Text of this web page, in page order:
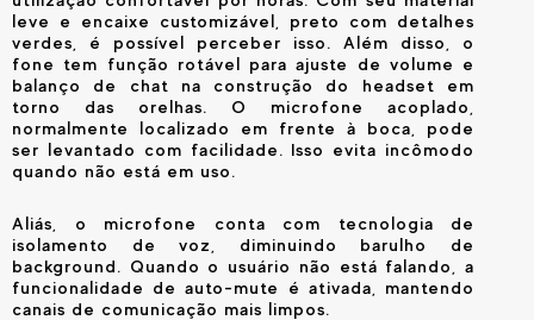
leve e encaixe customizável, preto com detalhes
verdes, é possível perceber isso. Além disso, o
fone tem função rotável para ajuste de volume e
balanço de chat na construção do headset em
torno das orelhas. O microfone acoplado,
normalmente localizado em frente à boca, pode
ser levantado com facilidade. Isso evita incômodo
quando não está em uso.
Aliás, o microfone conta com tecnologia de
isolamento de voz, diminuindo barulho de
background. Quando o usuário não está falando, a
funcionalidade de auto-mute é ativada, mantendo
canais de comunicação mais limpos.